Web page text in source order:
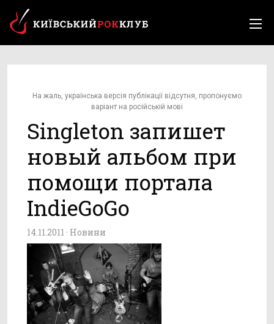
На жаль, українська версія публікації відсутня, пропонуємо
варіант на російській мові
Singleton запишет
новый альбом при
помощи портала
IndieGoGo
14.11.2011 · Новини